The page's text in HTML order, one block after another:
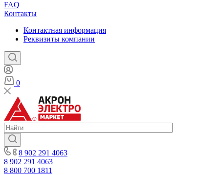
FAQ
Контакты
Контактная информация
Реквизиты компании
0
8 902 291 4063
8 902 291 4063
8 800 700 1811